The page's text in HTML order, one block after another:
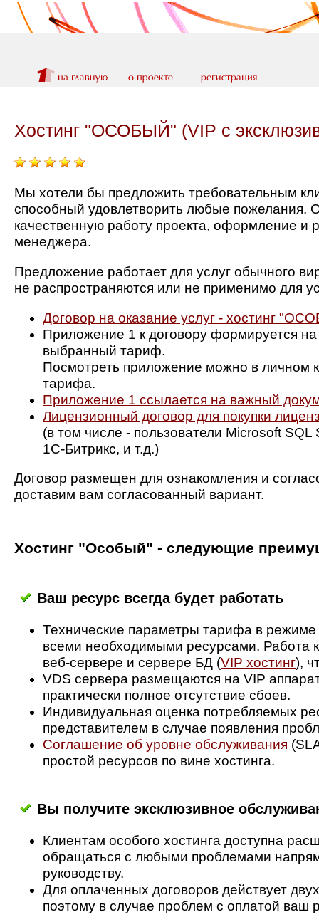
Хостинг "ОСОБЫЙ" (VIP с
Мы хотели бы предложить требовательным
способный удовлетворить любые пожелания.
качественную работу проекта, оформление и
менеджера.
Предложение работает для услуг обычного
не распространяются или не применимо для
Договор на оказание услуг - хостинг
Приложение 1 к договору формируется
выбранный тариф.
Посмотреть приложение можно в личном
тарифа.
Приложение 1 ссылается на важный
Лицензионный договор для покупки
(в том числе - пользователи Microsoft
1C-Битрикс, и т.д.)
Договор размещен для ознакомления и
доставим вам согласованный вариант.
Хостинг "Особый" - следующие
Ваш ресурс всегда будет работать
Технические параметры тарифа в режиме
всеми необходимыми ресурсами. Работа
веб-сервере и сервере БД (VIP хостинг),
VDS сервера размещаются на VIP
практически полное отсутствие сбоев.
Индивидуальная оценка потребляемых
представителем в случае появления
Соглашение об уровне обслуживания
простой ресурсов по вине хостинга.
Вы получите эксклюзивное
Клиентам особого хостинга доступна
обращаться с любыми проблемами
руководству.
Для оплаченных договоров действует
поэтому в случае проблем с оплатой ваш